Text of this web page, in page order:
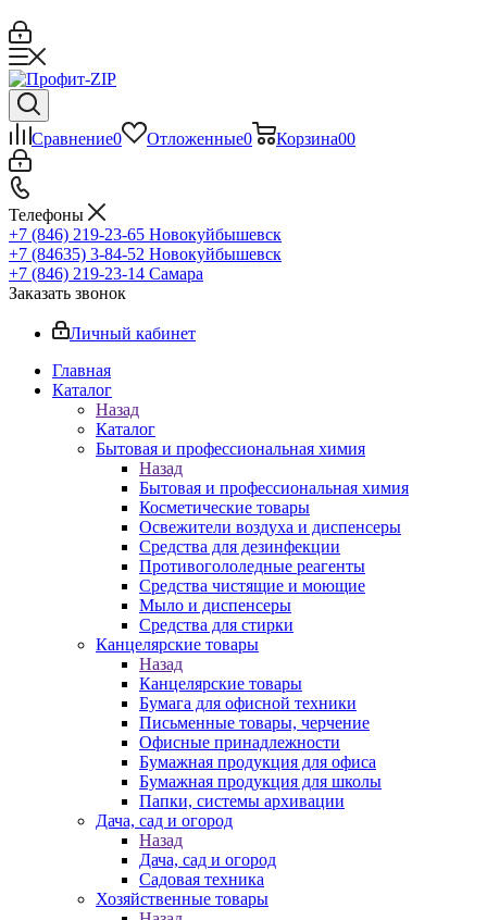
Сравнение0 Отложенные0 Корзина00
Телефоны
+7 (846) 219-23-65 Новокуйбышевск
+7 (84635) 3-84-52 Новокуйбышевск
+7 (846) 219-23-14 Самара
Заказать звонок
Личный кабинет
Главная
Каталог
Назад
Каталог
Бытовая и профессиональная химия
Назад
Бытовая и профессиональная химия
Косметические товары
Освежители воздуха и диспенсеры
Средства для дезинфекции
Противогололедные реагенты
Средства чистящие и моющие
Мыло и диспенсеры
Средства для стирки
Канцелярские товары
Назад
Канцелярские товары
Бумага для офисной техники
Письменные товары, черчение
Офисные принадлежности
Бумажная продукция для офиса
Бумажная продукция для школы
Папки, системы архивации
Дача, сад и огород
Назад
Дача, сад и огород
Садовая техника
Хозяйственные товары